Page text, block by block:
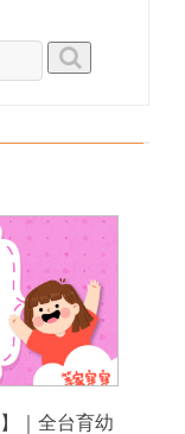
｜全台育幼